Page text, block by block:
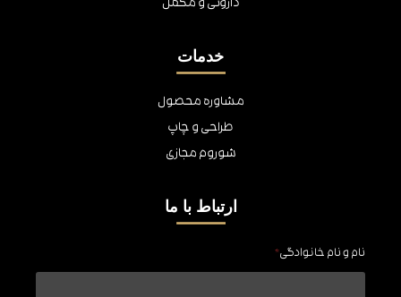
داروئی و مکمل
خدمات
مشاوره محصول
طراحی و چاپ
شوروم مجازی
ارتباط با ما
نام و نام خانوادگی*